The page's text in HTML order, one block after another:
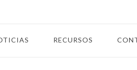
RECURSOS